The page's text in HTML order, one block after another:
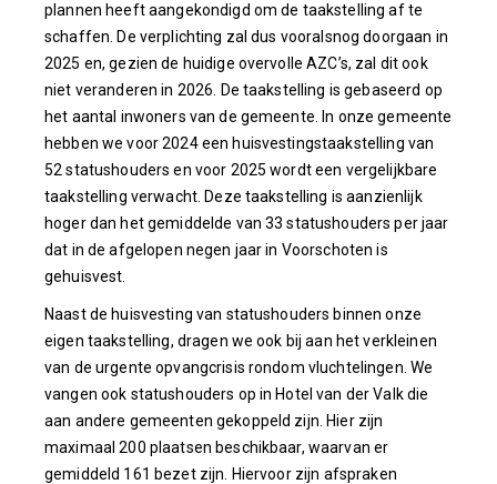
plannen heeft aangekondigd om de taakstelling af te
schaffen. De verplichting zal dus vooralsnog doorgaan in
2025 en, gezien de huidige overvolle AZC’s, zal dit ook
niet veranderen in 2026. De taakstelling is gebaseerd op
het aantal inwoners van de gemeente. In onze gemeente
hebben we voor 2024 een huisvestingstaakstelling van
52 statushouders en voor 2025 wordt een vergelijkbare
taakstelling verwacht. Deze taakstelling is aanzienlijk
hoger dan het gemiddelde van 33 statushouders per jaar
dat in de afgelopen negen jaar in Voorschoten is
gehuisvest.
Naast de huisvesting van statushouders binnen onze
eigen taakstelling, dragen we ook bij aan het verkleinen
van de urgente opvangcrisis rondom vluchtelingen. We
vangen ook statushouders op in Hotel van der Valk die
aan andere gemeenten gekoppeld zijn. Hier zijn
maximaal 200 plaatsen beschikbaar, waarvan er
gemiddeld 161 bezet zijn. Hiervoor zijn afspraken